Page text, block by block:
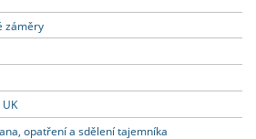
záměry
opatření a sdělení tajemníka